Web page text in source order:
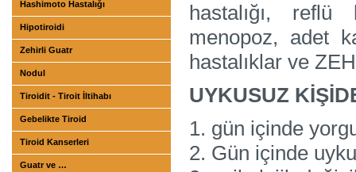
Hashimoto Hastalığı
Hipotiroidi
Zehirli Guatr
Nodul
Tiroidit - Tiroit İltihabı
Gebelikte Tiroid
Tiroid Kanserleri
Guatr ve …
hastalığı, reflü
menopoz, adet
hastalıklar ve
UYKUSUZ
1. gün içinde
2. Gün içinde